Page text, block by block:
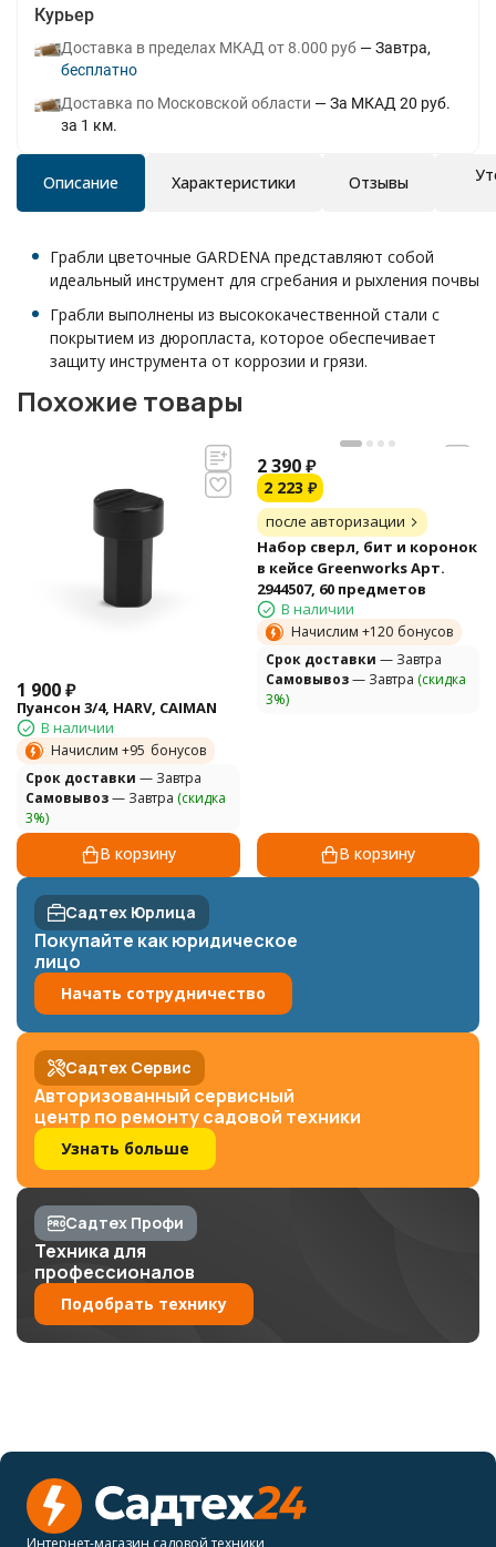
Курьер
Доставка в пределах МКАД от 8.000 руб
Завтра
Бесплатно
Доставка по Московской области
За МКАД 20 руб.
за 1 км.
Описание Характеристики Отзывы
Грабли цветочные GARDENA представляют собой
идеальный инструмент для сгребания и рыхления почвы
Грабли выполнены из высококачественной стали с
покрытием из дюропласта, которое обеспечивает
защиту инструмента от коррозии и грязи.
Похожие товары
1 900₽
Пуансон 3/4, HARV, CAIMAN
В наличии
Начислим +95 бонусов
Cрок доставки — Завтра
Самовывоз— Завтра (скидка
3%)
В корзину
2 390 ₽
2 223 ₽
после авторизации
Набор сверл, бит и коронок
в кейсе Greenworks Арт.
2944507, 60 предметов
В наличии
Начислим +120 бонусов
Cрок доставки — Завтра
Самовывоз— Завтра (скидка
3%)
В корзину
Садтех Юрлица
Покупайте как юридическое
лицо
Начать сотрудничество
Садтех Сервис
Авторизованный сервисный
центр по ремонту садовой техники
Узнать больше
Садтех Профи
Техника для
профессионалов
Подобрать технику
Интернет-магазин садовой техники